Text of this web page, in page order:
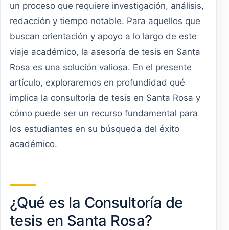
un proceso que requiere investigación, análisis,
redacción y tiempo notable. Para aquellos que
buscan orientación y apoyo a lo largo de este
viaje académico, la asesoría de tesis en Santa
Rosa es una solución valiosa. En el presente
artículo, exploraremos en profundidad qué
implica la consultoría de tesis en Santa Rosa y
cómo puede ser un recurso fundamental para
los estudiantes en su búsqueda del éxito
académico.
¿Qué es la Consultoría de
tesis en Santa Rosa?